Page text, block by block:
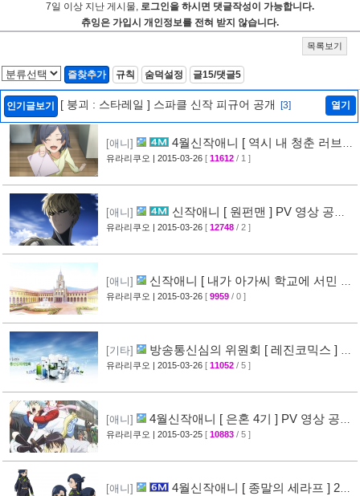
7일 이상 지난 게시물, 로그인을 하시면 댓글작성이 가능합니다.
츄잉은 가입시 개인정보를 전혀 받지 않습니다.
목록보기
즐찾추가 규칙 숨덕설정 글15/댓글5
인기글보기 [ 붕괴 : 스타레일 ] 스파클 신작 피규어 공개 [3] 열기
[애니]
4월신작애니 [ 역시 내 청춘 러브코
메디는 잘못됐다 속 ] 2차 PV 영상 공개
유라리쿠오 | 2015-03-26 [ 11612 / 1 ]
[애니]
신작애니 [ 원펀맨 ] PV 영상 공개 (
onepunchman ) [49]
유라리쿠오 | 2015-03-26 [ 12748 / 2 ]
[애니]
신작애니 [ 내가 아가씨 학교에 서민 샘
플로 겟츠당한 사건 ] 티저 영상 공개
유라리쿠오 | 2015-03-26 [ 9959 / 0 ]
[기타]
방송통신심의 위원회 [ 레진코믹스 ] 접
속 차단 보류 소식 [51]
유라리쿠오 | 2015-03-26 [ 11052 / 5 ]
[애니]
4월신작애니 [ 은혼 4기 ] PV 영상 공
개 [67]
유라리쿠오 | 2015-03-25 [ 10883 / 5 ]
[애니]
4월신작애니 [ 종말의 세라프 ] 2차